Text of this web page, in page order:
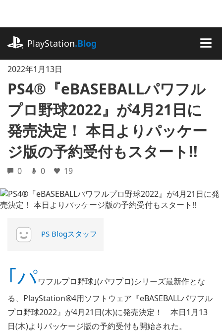
に
ッ
PlayStation.Blog
2022年1月13日
PS4®『eBASEBALLパワフル
プロ野球2022』が4月21日に
発売決定！ 本日よりパッケー
ジ版の予約受付もスタート!!
0 0 19
PS Blogスタッフ
｢パワフルプロ野球｣(パワプロ)シリーズ最新作とな
る、PlayStation®4用ソフトウェア『eBASEBALLパワフル
プロ野球2022』が4月21日(木)に発売決定！ 本日1月13
日(木)よりパッケージ版の予約受付も開始された。